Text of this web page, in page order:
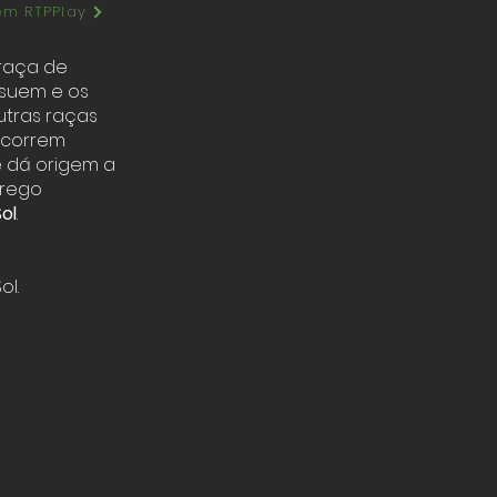
RTPPlay
de
e os
raças
dá origem a
.